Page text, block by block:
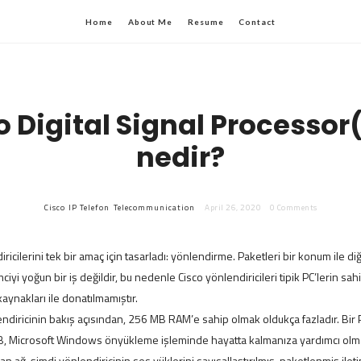
Home About Me Resume Contact
Digital Signal
nedir?
Cisco IP Telefon Telecommunication April 26, 2020 0 Comments
tek bir amaç için tasarladı: yönlendirme. Paketleri bir konum ile
yoğun bir iş değildir, bu nedenle Cisco yönlendiricileri tipik PC’lerin
ile donatılmamıştır.
bakış açısından, 256 MB RAM’e sahip olmak oldukça fazladır. Bir
Microsoft Windows önyükleme işleminde hayatta kalmanıza yardımcı